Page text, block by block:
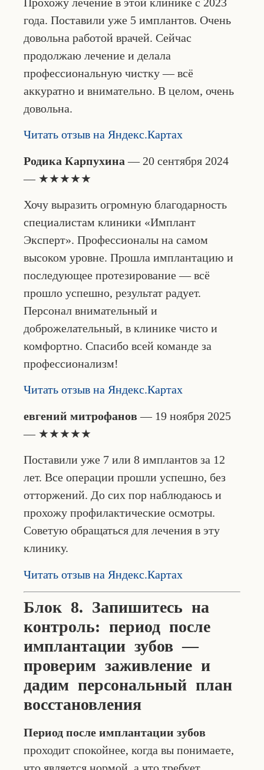
года. Поставили уже 5 имплантов. Очень
довольна работой врачей. Сейчас
продолжаю лечение и делала
профессиональную чистку — всё
аккуратно и внимательно. В целом, очень
довольна.
Читать отзыв на Яндекс.Картах
Родика Карпухина — 20 сентября 2024
— ★★★★★
Хочу выразить огромную благодарность
специалистам клиники «Имплант
Эксперт». Профессионалы на самом
высоком уровне. Прошла имплантацию и
последующее протезирование — всё
прошло успешно, результат радует.
Персонал внимательный и
доброжелательный, в клинике чисто и
комфортно. Спасибо всей команде за
профессионализм!
Читать отзыв на Яндекс.Картах
евгений митрофанов— 19 ноября 2025
— ★★★★★
Поставили уже 7 или 8 имплантов за 12
лет. Все операции прошли успешно, без
отторжений. До сих пор наблюдаюсь и
прохожу профилактические осмотры.
Советую обращаться для лечения в эту
клинику.
Читать отзыв на Яндекс.Картах
Блок 8. Запишитесь на
контроль: период после
имплантации зубов —
проверим заживление и
дадим персональный план
восстановления
Период после имплантации зубов
проходит спокойнее, когда вы понимаете,